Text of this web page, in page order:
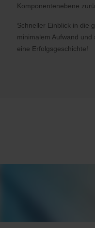
Komponentenebene
Schneller Einblick in die
minimalem Aufwand
eine Erfolgsgeschichte!